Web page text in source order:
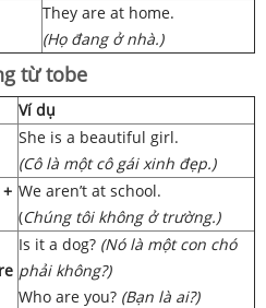
They are at home.
(Họ đang ở nhà.)
từ tobe
Ví dụ
She is a beautiful girl.
(Cô là một cô gái xinh đẹp.)
We aren’t at school.
(Chúng tôi không ở trường.)
Is it a dog? (Nó là một con chó
phải không?)
Who are you? (Bạn là ai?)